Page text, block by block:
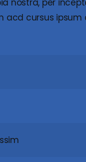
nostra, per
cursus ipsum